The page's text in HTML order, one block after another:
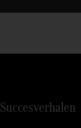
Succesverhalen